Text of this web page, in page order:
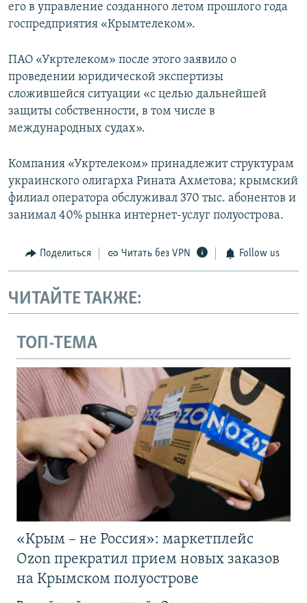
его в управление созданного летом прошлого года
госпредприятия «Крымтелеком».
ПАО «Укртелеком» после этого заявило о
проведении юридической экспертизы
сложившейся ситуации «с целью дальнейшей
защиты собственности, в том числе в
международных судах».
Компания «Укртелеком» принадлежит структурам
украинского олигарха Рината Ахметова; крымский
филиал оператора обслуживал 370 тыс. абонентов и
занимал 40% рынка интернет-услуг полуострова.
Поделиться Читать без VPN Follow us
ЧИТАЙТЕ ТАКЖЕ:
ТОП-ТЕМА
«Крым – не Россия»: маркетплейс
Ozon прекратил прием новых заказов
на Крымском полуострове